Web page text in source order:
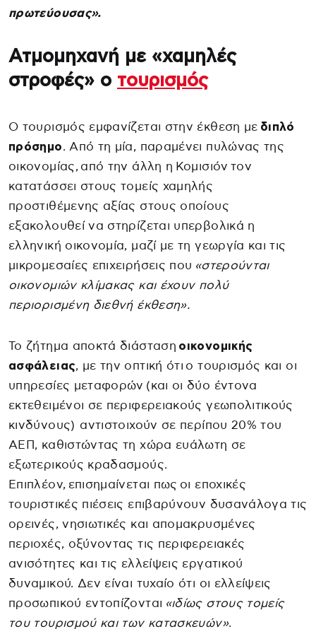
πρωτεύουσας».
Ατμομηχανή με «χαμηλές
στροφές» ο τουρισμός
Ο τουρισμός εμφανίζεται στην έκθεση με διπλό
πρόσημο. Από τη μία, παραμένει πυλώνας της
οικονομίας, από την άλλη η Κομισιόν τον
κατατάσσει στους τομείς χαμηλής
προστιθέμενης αξίας στους οποίους
εξακολουθεί να στηρίζεται υπερβολικά η
ελληνική οικονομία, μαζί με τη γεωργία και τις
μικρομεσαίες επιχειρήσεις που «στερούνται
οικονομιών κλίμακας και έχουν πολύ
περιορισμένη διεθνή έκθεση».
Το ζήτημα αποκτά διάσταση οικονομικής
ασφάλειας, με την οπτική ότι ο τουρισμός και οι
υπηρεσίες μεταφορών (και οι δύο έντονα
εκτεθειμένοι σε περιφερειακούς γεωπολιτικούς
κινδύνους) αντιστοιχούν σε περίπου 20% του
ΑΕΠ, καθιστώντας τη χώρα ευάλωτη σε
εξωτερικούς κραδασμούς.
Επιπλέον, επισημαίνεται πως οι εποχικές
τουριστικές πιέσεις επιβαρύνουν δυσανάλογα τις
ορεινές, νησιωτικές και απομακρυσμένες
περιοχές, οξύνοντας τις περιφερειακές
ανισότητες και τις ελλείψεις εργατικού
δυναμικού. Δεν είναι τυχαίο ότι οι ελλείψεις
προσωπικού εντοπίζονται «ιδίως στους τομείς
του τουρισμού και των κατασκευών».